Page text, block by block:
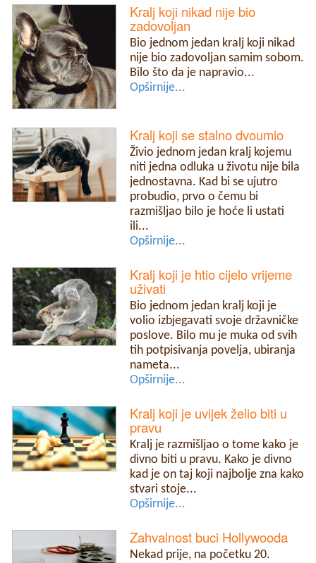
Kralj koji nikad nije bio
zadovoljan
Bio jednom jedan kralj koji nikad
nije bio zadovoljan samim sobom.
Bilo što da je napravio...
Opširnije...
Kralj koji se stalno dvoumio
Živio jednom jedan kralj kojemu
niti jedna odluka u životu nije bila
jednostavna. Kad bi se ujutro
probudio, prvo o čemu bi
razmišljao bilo je hoće li ustati
ili...
Opširnije...
Kralj koji je htio cijelo vrijeme
uživati
Bio jednom jedan kralj koji je
volio izbjegavati svoje državničke
poslove. Bilo mu je muka od svih
tih potpisivanja povelja, ubiranja
nameta...
Opširnije...
Kralj koji je uvijek želio biti u
pravu
Kralj je razmišljao o tome kako je
divno biti u pravu. Kako je divno
kad je on taj koji najbolje zna kako
stvari stoje...
Opširnije...
Zahvalnost buci Hollywooda
Nekad prije, na početku 20.